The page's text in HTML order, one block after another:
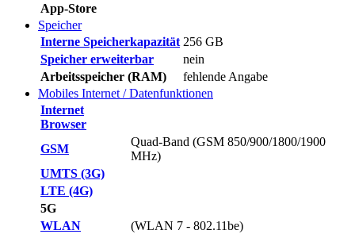
App-Store
Speicher
Interne Speicherkapazität 256 GB
Speicher erweiterbar
nein
Arbeitsspeicher (RAM)
fehlende Angabe
Mobiles Internet / Datenfunktionen
Internet
Browser
GSM
Quad-Band (GSM 850/900/1800/1900
MHz)
UMTS (3G)
LTE (4G)
5G
WLAN
(WLAN 7 - 802.11be)